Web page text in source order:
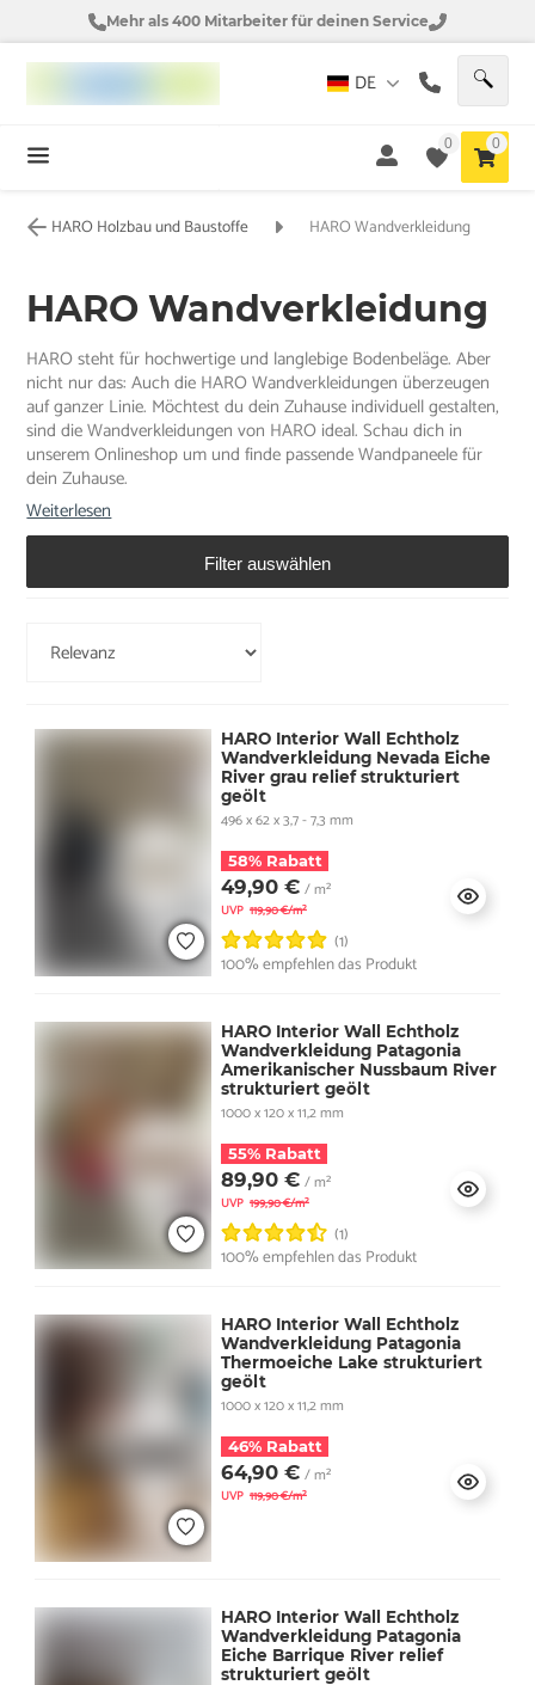
Mehr als 400 Mitarbeiter für deinen Service
DE
0 0
HARO Holzbau und Baustoffe HARO Wandverkleidung
HARO Wandverkleidung
HARO steht für hochwertige und langlebige Bodenbeläge. Aber
nicht nur das: Auch die HARO Wandverkleidungen überzeugen
auf ganzer Linie. Möchtest du dein Zuhause individuell gestalten,
sind die Wandverkleidungen von HARO ideal. Schau dich in
unserem Onlineshop um und finde passende Wandpaneele für
dein Zuhause.
Weiterlesen
Filter auswählen
HARO Interior Wall Echtholz
Wandverkleidung Nevada Eiche
River grau relief strukturiert
geölt
496 x 62 x 3,7 - 7,3 mm
58% Rabatt
49,90 € / m²
UVP 119,90 €/m²
(1)
100% empfehlen das Produkt
HARO Interior Wall Echtholz
Wandverkleidung Patagonia
Amerikanischer Nussbaum River
strukturiert geölt
1000 x 120 x 11,2 mm
55% Rabatt
89,90 € / m²
UVP 199,90 €/m²
(1)
100% empfehlen das Produkt
HARO Interior Wall Echtholz
Wandverkleidung Patagonia
Thermoeiche Lake strukturiert
geölt
1000 x 120 x 11,2 mm
46% Rabatt
64,90 € / m²
UVP 119,90 €/m²
HARO Interior Wall Echtholz
Wandverkleidung Patagonia
Eiche Barrique River relief
strukturiert geölt